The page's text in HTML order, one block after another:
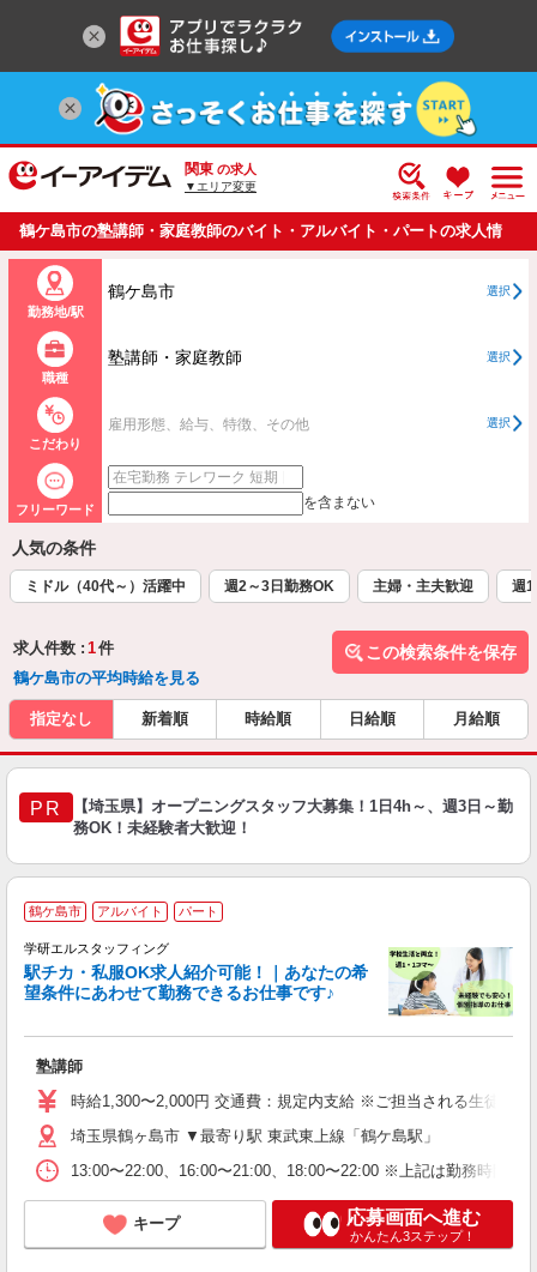
関東 の求人
▼エリア変更
鶴ケ島市の塾講師・家庭教師のバイト・アルバイト・パートの求人情
報一覧
勤務地/駅
鶴ケ島市 選択
職種
塾講師・家庭教師 選択
こだわり
雇用形態、給与、特徴、その他 選択
フリーワード を含まない
人気の条件
ミドル（40代～）活躍中 週2～3日勤務OK 主婦・主夫歓迎 週
求人件数 : 1件
鶴ケ島市の平均時給を見る
この検索条件を保存
指定なし 新着順 時給順 日給順 月給順
PR
【埼玉県】オープニングスタッフ大募集！1日4h～、週3日～勤
務OK！未経験者大歓迎！
鶴ケ島市 アルバイト パート
学研エルスタッフィング
駅チカ・私服OK求人紹介可能！｜あなたの希
望条件にあわせて勤務できるお仕事です♪
塾講師
時給1,300〜2,000円 交通費：規定内支給 ※ご担当される生徒さ
埼玉県鶴ヶ島市 ▼最寄り駅 東武東上線「鶴ケ島駅」
13:00〜22:00、16:00〜21:00、18:00〜22:00 ※上記は勤務時間の
キープ 応募画面へ進む
かんたん3ステップ！